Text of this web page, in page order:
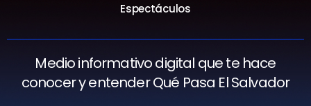
Espectáculos
Medio informativo digital que te hace
conocer y entender Qué Pasa El Salvador